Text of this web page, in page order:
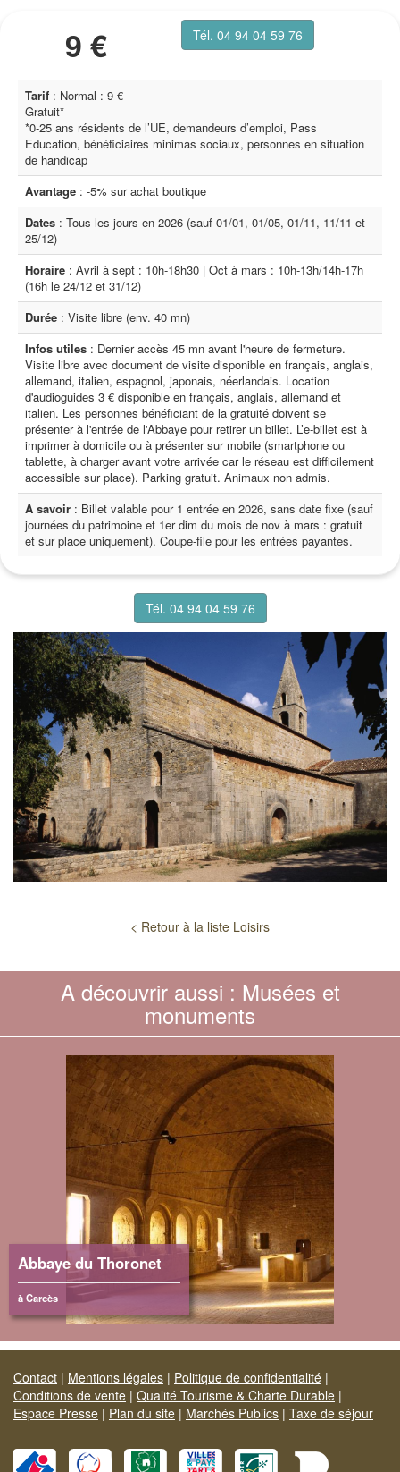
9 € Tél. 04 94 04 59 76
Tarif : Normal : 9 €
Gratuit*
*0-25 ans résidents de l’UE, demandeurs d’emploi, Pass
Education, bénéficiaires minimas sociaux, personnes en situation
de handicap
Avantage : -5% sur achat boutique
Dates : Tous les jours en 2026 (sauf 01/01, 01/05, 01/11, 11/11 et
25/12)
Horaire : Avril à sept : 10h-18h30 | Oct à mars : 10h-13h/14h-17h
(16h le 24/12 et 31/12)
Durée : Visite libre (env. 40 mn)
Infos utiles : Dernier accès 45 mn avant l'heure de fermeture.
Visite libre avec document de visite disponible en français, anglais,
allemand, italien, espagnol, japonais, néerlandais. Location
d'audioguides 3 € disponible en français, anglais, allemand et
italien. Les personnes bénéficiant de la gratuité doivent se
présenter à l'entrée de l'Abbaye pour retirer un billet. L’e-billet est à
imprimer à domicile ou à présenter sur mobile (smartphone ou
tablette, à charger avant votre arrivée car le réseau est difficilement
accessible sur place). Parking gratuit. Animaux non admis.
À savoir : Billet valable pour 1 entrée en 2026, sans date fixe (sauf
journées du patrimoine et 1er dim du mois de nov à mars : gratuit
et sur place uniquement). Coupe-file pour les entrées payantes.
Tél. 04 94 04 59 76
< Retour à la liste Loisirs
A découvrir aussi : Musées et
monuments
Abbaye du Thoronet
à Carcès
Contact | Mentions légales | Politique de confidentialité |
Conditions de vente | Qualité Tourisme & Charte Durable |
Espace Presse | Plan du site | Marchés Publics | Taxe de séjour